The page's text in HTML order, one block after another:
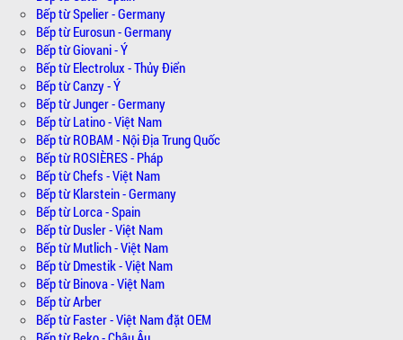
Bếp từ Spelier - Germany
Bếp từ Eurosun - Germany
Bếp từ Giovani - Ý
Bếp từ Electrolux - Thủy Điển
Bếp từ Canzy - Ý
Bếp từ Junger - Germany
Bếp từ Latino - Việt Nam
Bếp từ ROBAM - Nội Địa Trung Quốc
Bếp từ ROSIÈRES - Pháp
Bếp từ Chefs - Việt Nam
Bếp từ Klarstein - Germany
Bếp từ Lorca - Spain
Bếp từ Dusler - Việt Nam
Bếp từ Mutlich - Việt Nam
Bếp từ Dmestik - Việt Nam
Bếp từ Binova - Việt Nam
Bếp từ Arber
Bếp từ Faster - Việt Nam đặt OEM